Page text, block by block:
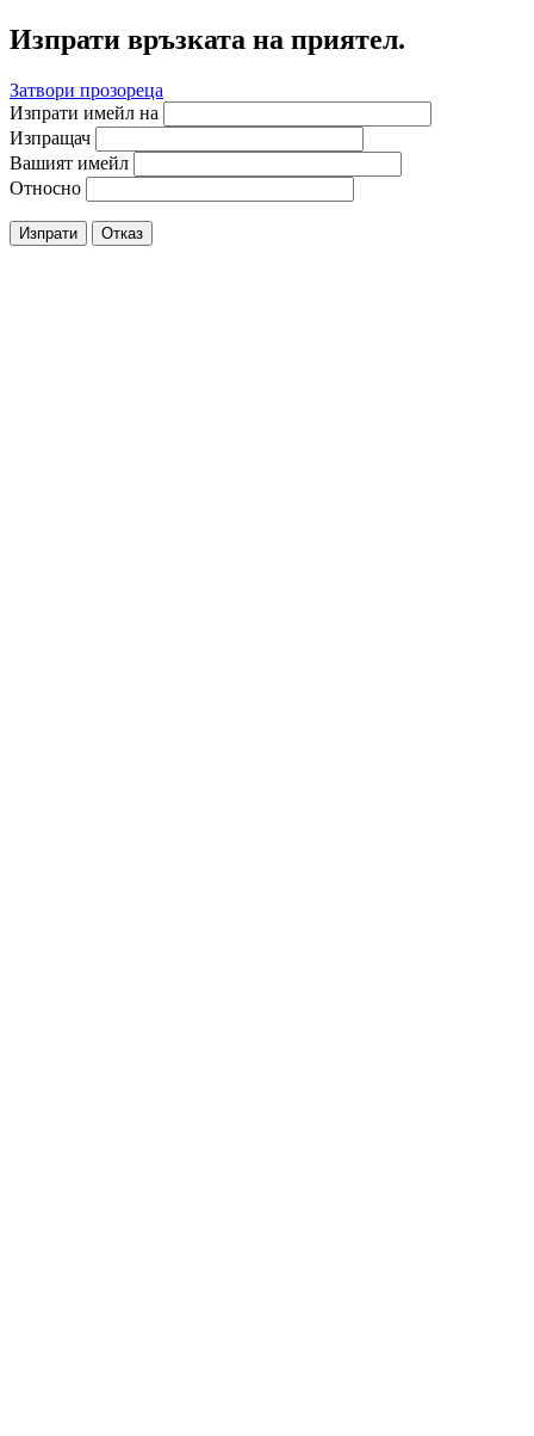
Изпрати връзката на приятел.
Затвори прозореца
Изпрати имейл на
Изпращач
Вашият имейл
Относно
Изпрати Отказ